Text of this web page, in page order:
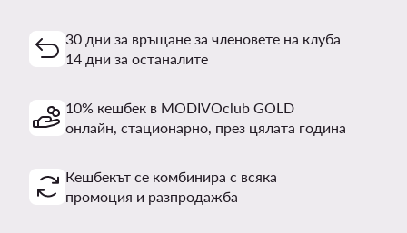
30 дни за връщане за членовете на клуба
14 дни за останалите
10% кешбек в MODIVOclub GOLD
онлайн, стационарно, през цялата година
Кешбекът се комбинира с всяка
промоция и разпродажба